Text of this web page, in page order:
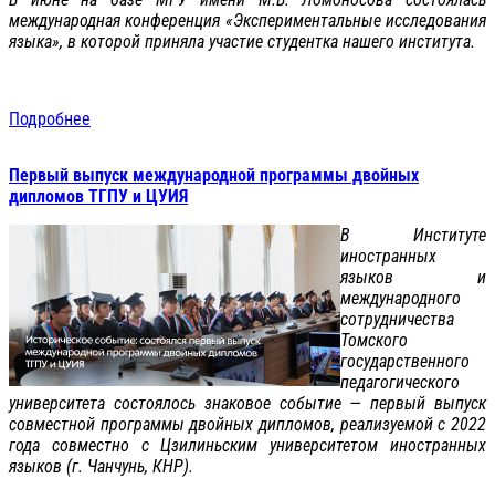
международная конференция «Экспериментальные исследования
языка», в которой приняла участие студентка нашего института.
Подробнее
Первый выпуск международной программы двойных
дипломов ТГПУ и ЦУИЯ
В Институте
иностранных
языков и
международного
сотрудничества
Томского
государственного
педагогического
университета состоялось знаковое событие — первый выпуск
совместной программы двойных дипломов, реализуемой с 2022
года совместно с Цзилиньским университетом иностранных
языков (г. Чанчунь, КНР).